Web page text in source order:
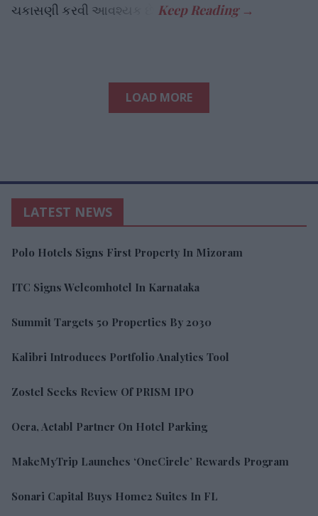
ચકાસણી કરવી આવશ્યક છે.
LOAD MORE
LATEST NEWS
Polo Hotels Signs First Property In Mizoram
ITC Signs Welcomhotel In Karnataka
Summit Targets 50 Properties By 2030
Kalibri Introduces Portfolio Analytics Tool
Zostel Seeks Review Of PRISM IPO
Ocra, Actabl Partner On Hotel Parking
MakeMyTrip Launches ‘OneCircle’ Rewards Program
Sonari Capital Buys Home2 Suites In FL